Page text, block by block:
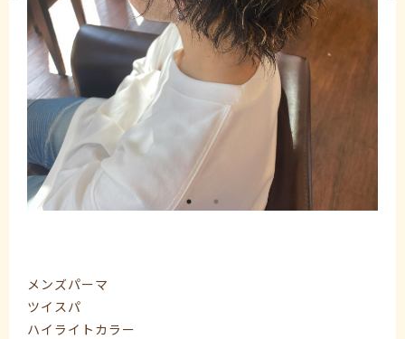
メンズパーマ
ツイスパ
ハイライトカラー